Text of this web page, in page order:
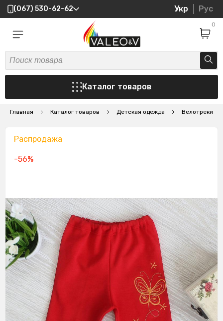
(067) 530-62-62 Укр Рус
0
Каталог товаров
Главная Каталог товаров Детская одежда Велотреки
Распродажа
-56%